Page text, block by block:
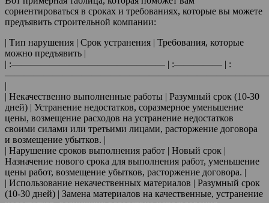
сориентироваться в сроках и требованиях, которые вы можете
предъявить строительной компании:
| Тип нарушения | Срок устранения | Требования, которые
можно предъявить |
| :———————————————— | :————— | :
|
| Некачественно выполненные работы | Разумный срок (10-30
дней) | Устранение недостатков, соразмерное уменьшение
цены, возмещение расходов на устранение недостатков
своими силами или третьими лицами, расторжение договора
и возмещение убытков. |
| Нарушение сроков выполнения работ | Новый срок |
Назначение нового срока для выполнения работ, уменьшение
цены работ, возмещение убытков, расторжение договора. |
| Использование некачественных материалов | Разумный срок
(10-30 дней) | Замена материалов на качественные, устранение